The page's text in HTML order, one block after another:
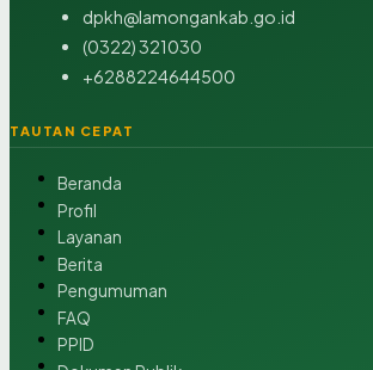
dpkh@lamongankab.go.id
(0322) 321030
+6288224644500
TAUTAN CEPAT
Beranda
Profil
Layanan
Berita
Pengumuman
FAQ
PPID